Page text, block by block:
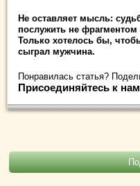
Не оставляет мысль:
послужить не
Только хотелось бы,
сыграл мужчина.
Понравилась статья?
Присоединяйтесь к